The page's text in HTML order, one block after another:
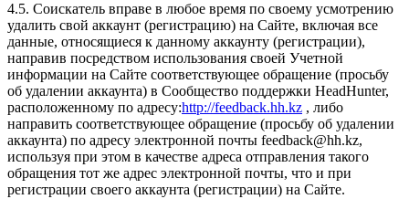
4.5. Соискатель вправе в любое время по своему усмотрению
удалить свой аккаунт (регистрацию) на Сайте, включая все
данные, относящиеся к данному аккаунту (регистрации),
направив посредством использования своей Учетной
информации на Сайте соответствующее обращение (просьбу
об удалении аккаунта) в Сообщество поддержки HeadHunter,
расположенному по адресу:http://feedback.hh.kz , либо
направить соответствующее обращение (просьбу об удалении
аккаунта) по адресу электронной почты feedback@hh.kz,
используя при этом в качестве адреса отправления такого
обращения тот же адрес электронной почты, что и при
регистрации своего аккаунта (регистрации) на Сайте.